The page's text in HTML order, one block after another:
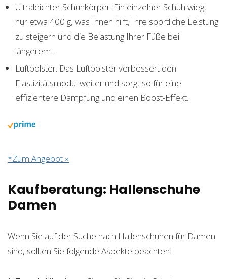
Ultraleichter Schuhkörper: Ein einzelner Schuh wiegt
nur etwa 400 g, was Ihnen hilft, Ihre sportliche Leistung
zu steigern und die Belastung Ihrer Füße bei
längerem…
Luftpolster: Das Luftpolster verbessert den
Elastizitätsmodul weiter und sorgt so für eine
effizientere Dämpfung und einen Boost-Effekt.
*Zum Angebot »
Kaufberatung: Hallenschuhe
Damen
Wenn Sie auf der Suche nach Hallenschuhen für Damen
sind, sollten Sie folgende Aspekte beachten: